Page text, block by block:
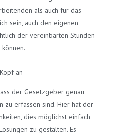
als auch für das
sein, auch den eigenen
der vereinbarten Stunden
an
der Gesetzgeber genau
zu erfassen sind. Hier hat der
dies möglichst einfach
zu gestalten. Es